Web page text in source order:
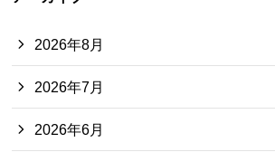
2026年8月
2026年7月
2026年6月